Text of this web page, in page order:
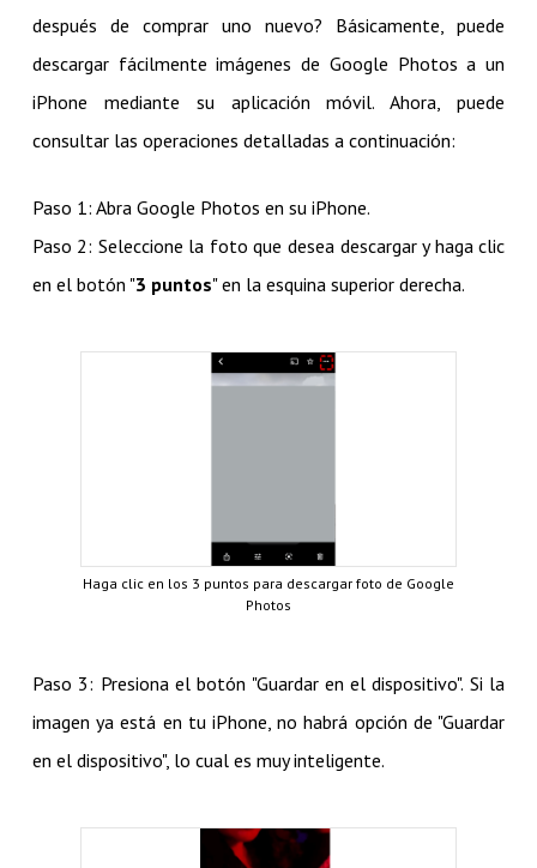
después de comprar uno nuevo? Básicamente, puede
descargar fácilmente imágenes de Google Photos a un
iPhone mediante su aplicación móvil. Ahora, puede
consultar las operaciones detalladas a continuación:
Paso 1: Abra Google Photos en su iPhone.
Paso 2: Seleccione la foto que desea descargar y haga clic
en el botón "3 puntos" en la esquina superior derecha.
Haga clic en los 3 puntos para descargar foto de Google
Photos
Paso 3: Presiona el botón "Guardar en el dispositivo". Si la
imagen ya está en tu iPhone, no habrá opción de "Guardar
en el dispositivo", lo cual es muy inteligente.